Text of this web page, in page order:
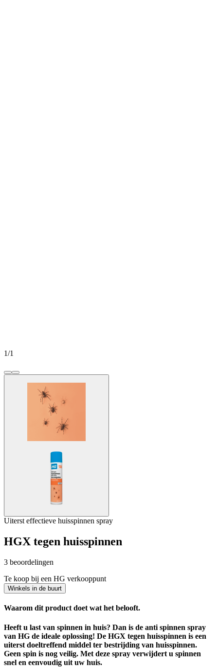
1/1
Uiterst effectieve huisspinnen spray
HGX tegen huisspinnen
3 beoordelingen
Te koop bij een HG verkooppunt
Winkels in de buurt
Waarom dit product doet wat het belooft.
Heeft u last van spinnen in huis? Dan is de anti spinnen spray
van HG de ideale oplossing! De HGX tegen huisspinnen is een
uiterst doeltreffend middel ter bestrijding van huisspinnen.
Geen spin is nog veilig. Met deze spray verwijdert u spinnen
snel en eenvoudig uit uw huis.